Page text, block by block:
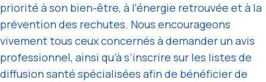
priorité à son bien-être, à l’énergie retrouvée et à la
prévention des rechutes. Nous encourageons
vivement tous ceux concernés à demander un avis
professionnel, ainsi qu’à s’inscrire sur les listes de
diffusion santé spécialisées afin de bénéficier de